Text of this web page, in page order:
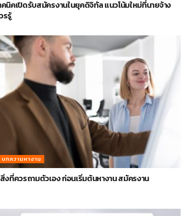
คนิคเปิดรับสมัครงานในยุคดิจิทัล แนวโน้มใหม่ที่นายจ้าง
รรู้
บทความหางาน
งที่ควรถามตัวเอง ก่อนเริ่มต้นหางาน สมัครงาน